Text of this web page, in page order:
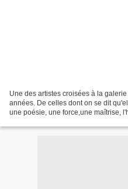
Une des artistes croisées à la
années. De celles dont on se dit
une poésie, une force,une maîtrise,